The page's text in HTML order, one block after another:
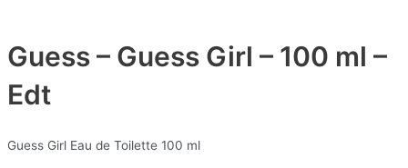
Guess – Guess Girl – 100 ml –
Edt
Guess Girl Eau de Toilette 100 ml